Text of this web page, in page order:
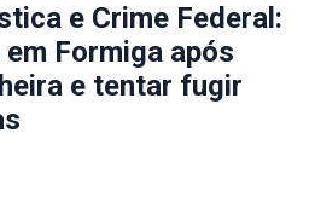
e Crime Federal:
Formiga após
e tentar fugir